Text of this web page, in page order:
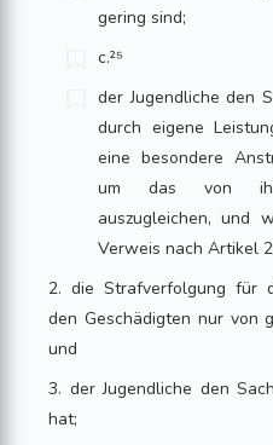
gering sind;
c.²⁵
der Jugendliche den
durch eigene
eine besondere
um das von
auszugleichen, und
Verweis nach Artikel
2. die Strafverfolgung für
den Geschädigten nur von
und
3. der Jugendliche den
hat;